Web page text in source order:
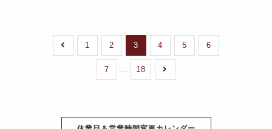
1 2 3 4 5 6
7 ... 18